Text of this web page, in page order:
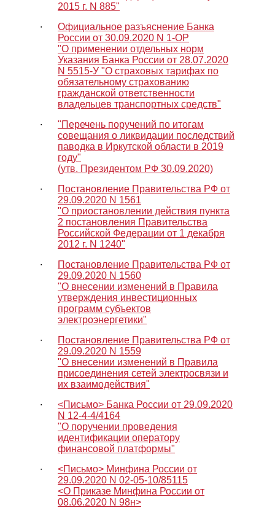
2015 г. N 885"
∙
Официальное разъяснение Банка
России от 30.09.2020 N 1-ОР
"О применении отдельных норм
Указания Банка России от 28.07.2020
N 5515-У "О страховых тарифах по
обязательному страхованию
гражданской ответственности
владельцев транспортных средств"
∙
"Перечень поручений по итогам
совещания о ликвидации последствий
паводка в Иркутской области в 2019
году"
(утв. Президентом РФ 30.09.2020)
∙
Постановление Правительства РФ от
29.09.2020 N 1561
"О приостановлении действия пункта
2 постановления Правительства
Российской Федерации от 1 декабря
2012 г. N 1240"
∙
Постановление Правительства РФ от
29.09.2020 N 1560
"О внесении изменений в Правила
утверждения инвестиционных
программ субъектов
электроэнергетики"
∙
Постановление Правительства РФ от
29.09.2020 N 1559
"О внесении изменений в Правила
присоединения сетей электросвязи и
их взаимодействия"
∙
<Письмо> Банка России от 29.09.2020
N 12-4-4/4164
"О поручении проведения
идентификации оператору
финансовой платформы"
∙
<Письмо> Минфина России от
29.09.2020 N 02-05-10/85115
<О Приказе Минфина России от
08.06.2020 N 98н>